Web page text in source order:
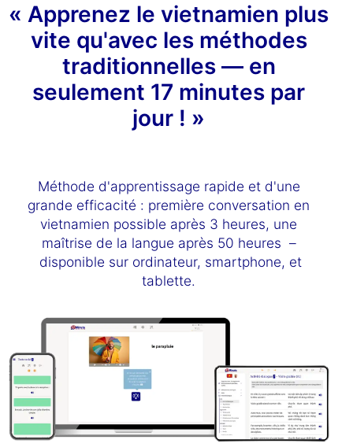
« Apprenez le vietnamien plus
vite qu'avec les méthodes
traditionnelles — en
seulement 17 minutes par
jour ! »
Méthode d'apprentissage rapide et d'une
grande efficacité : première conversation en
vietnamien possible après 3 heures, une
maîtrise de la langue après 50 heures –
disponible sur ordinateur, smartphone, et
tablette.